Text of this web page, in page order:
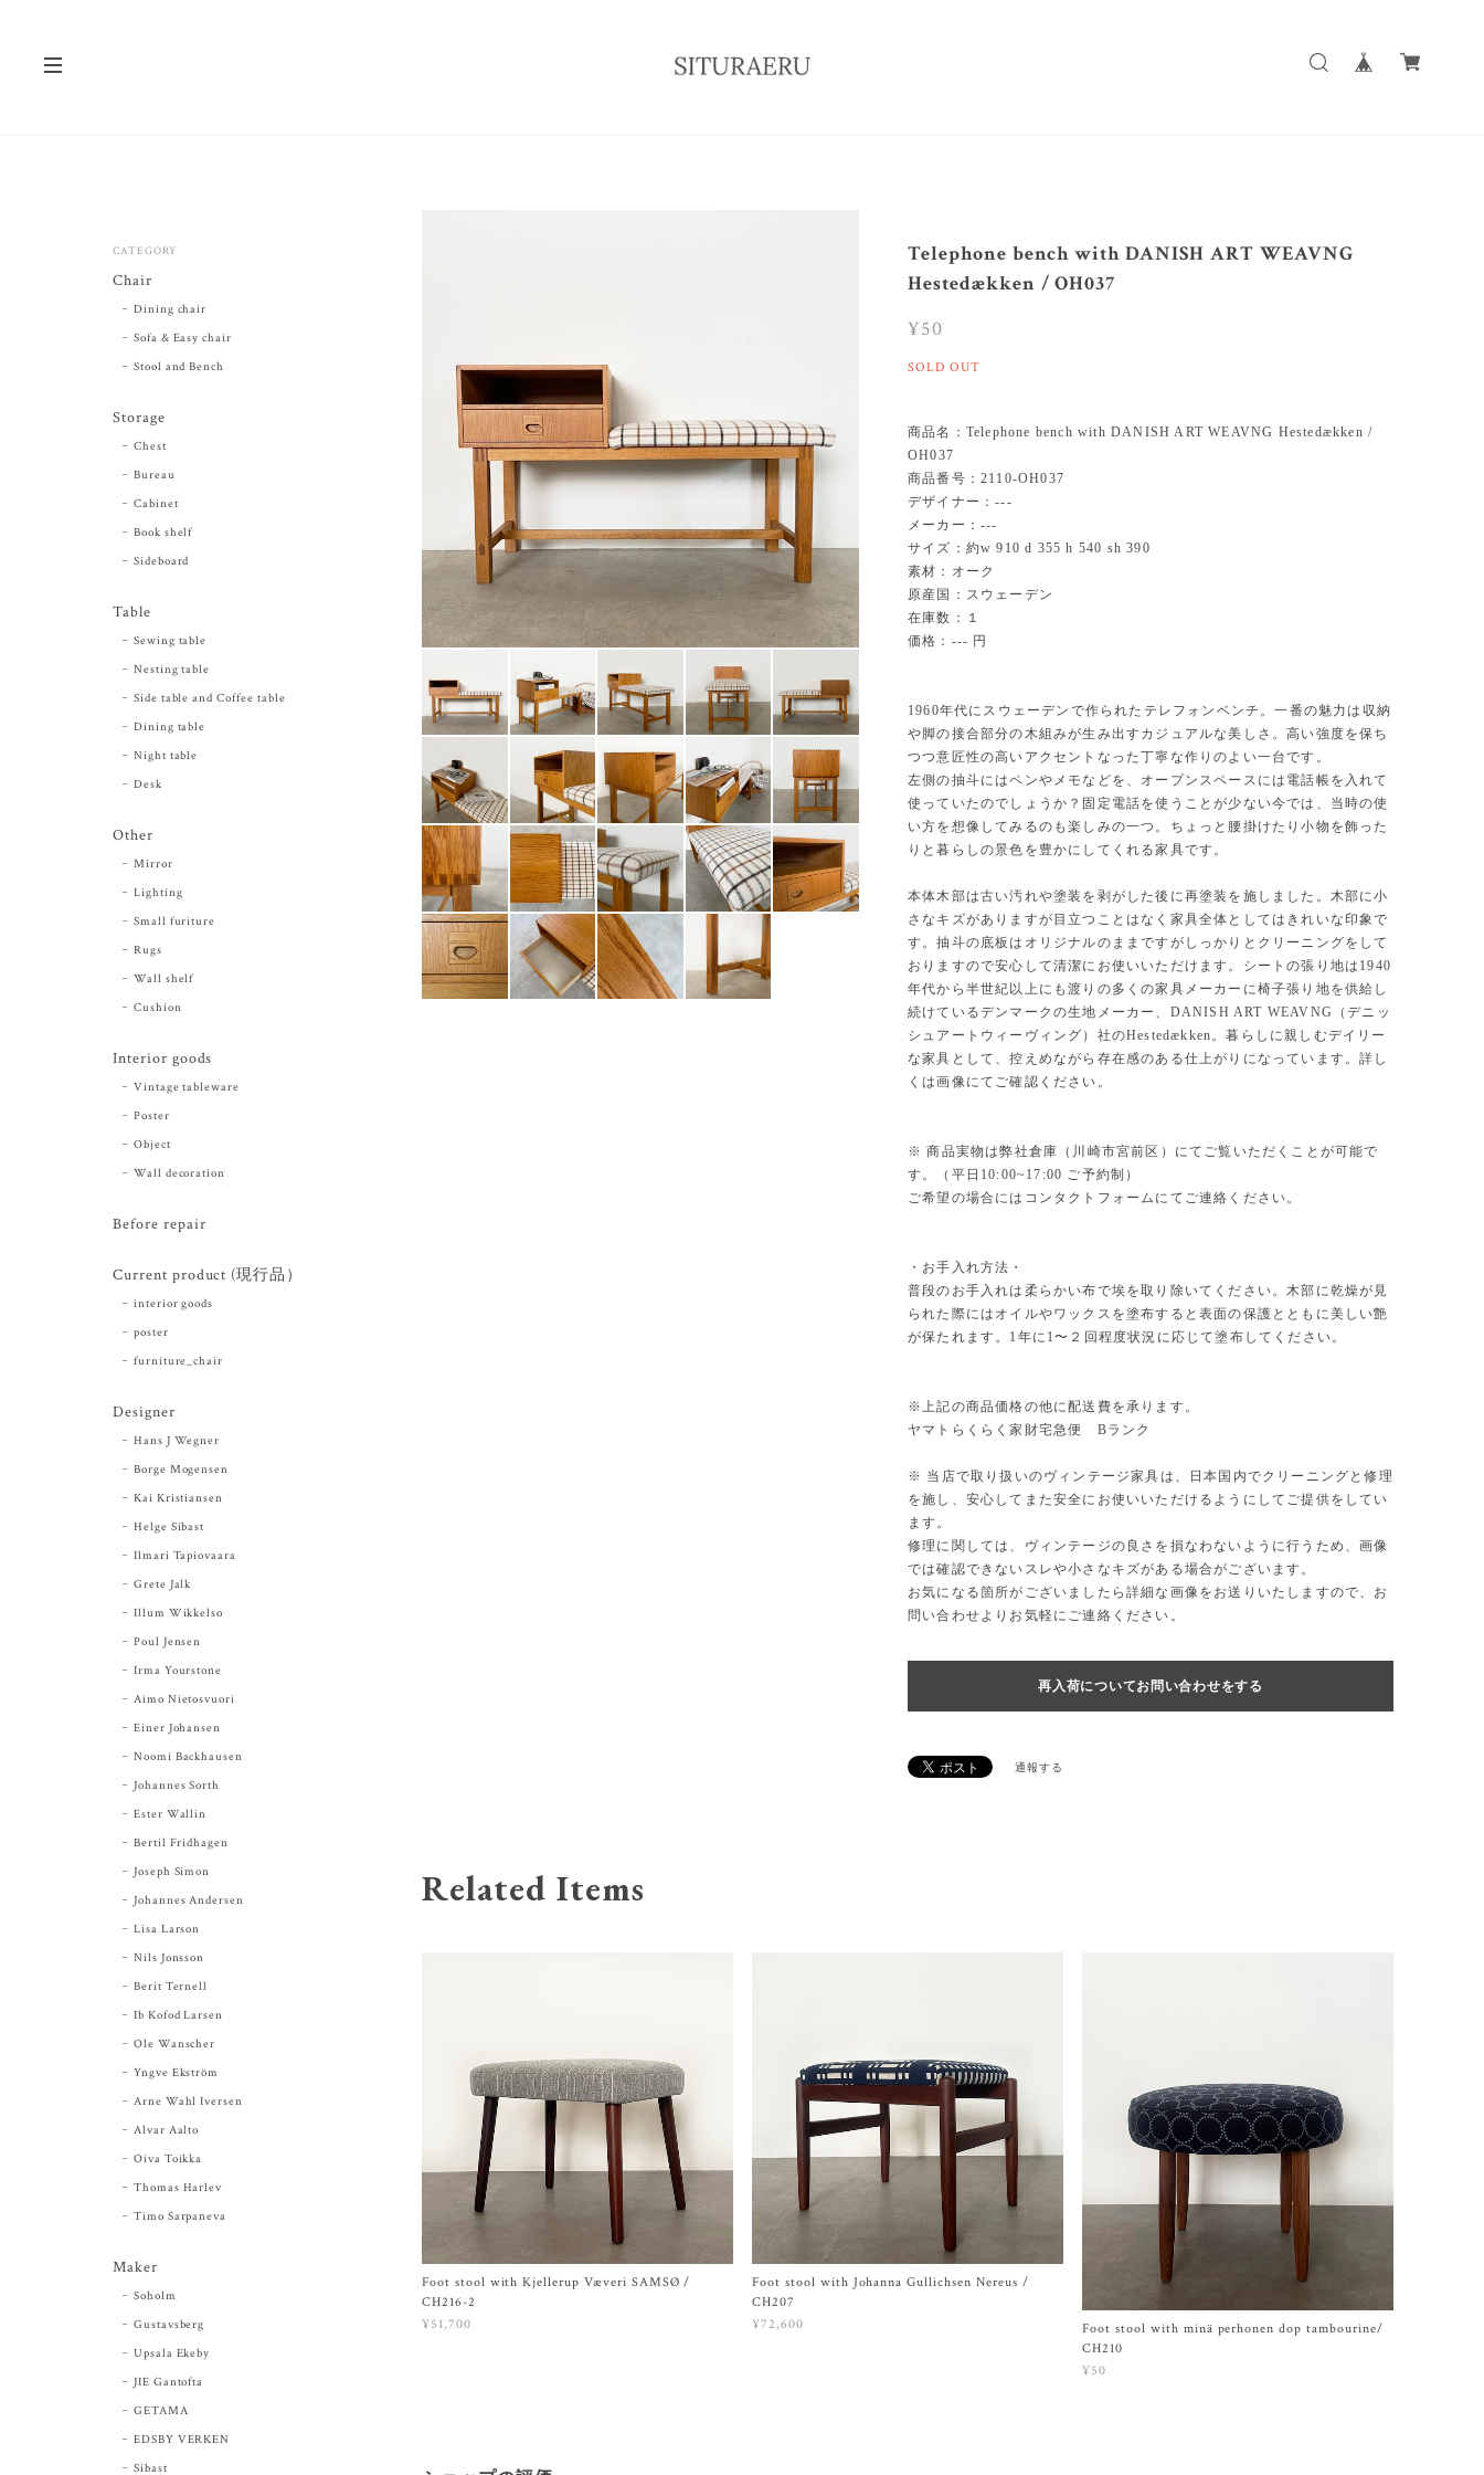
Telephone bench with DANISH ART WEAVNG
Hestedækken / OH037
¥50
SOLD OUT
商品名：Telephone bench with DANISH ART WEAVNG Hestedækken /
OH037
商品番号：2110-OH037
デザイナー：---
メーカー：---
サイズ：約w 910 d 355 h 540 sh 390
素材：オーク
原産国：スウェーデン
在庫数：１
価格：--- 円
1960年代にスウェーデンで作られたテレフォンベンチ。一番の魅力は収納
や脚の接合部分の木組みが生み出すカジュアルな美しさ。高い強度を保ち
つつ意匠性の高いアクセントなった丁寧な作りのよい一台です。
左側の抽斗にはペンやメモなどを、オープンスペースには電話帳を入れて
使っていたのでしょうか？固定電話を使うことが少ない今では、当時の使
い方を想像してみるのも楽しみの一つ。ちょっと腰掛けたり小物を飾った
りと暮らしの景色を豊かにしてくれる家具です。
本体木部は古い汚れや塗装を剥がした後に再塗装を施しました。木部に小
さなキズがありますが目立つことはなく家具全体としてはきれいな印象で
す。抽斗の底板はオリジナルのままですがしっかりとクリーニングをして
おりますので安心して清潔にお使いいただけます。シートの張り地は1940
年代から半世紀以上にも渡りの多くの家具メーカーに椅子張り地を供給し
続けているデンマークの生地メーカー、DANISH ART WEAVNG（デニッ
シュアートウィーヴィング）社のHestedækken。暮らしに親しむデイリー
な家具として、控えめながら存在感のある仕上がりになっています。詳し
くは画像にてご確認ください。
※ 商品実物は弊社倉庫（川崎市宮前区）にてご覧いただくことが可能で
す。（平日10:00~17:00 ご予約制）
ご希望の場合にはコンタクトフォームにてご連絡ください。
・お手入れ方法・
普段のお手入れは柔らかい布で埃を取り除いてください。木部に乾燥が見
られた際にはオイルやワックスを塗布すると表面の保護とともに美しい艶
が保たれます。1年に1〜２回程度状況に応じて塗布してください。
※上記の商品価格の他に配送費を承ります。
ヤマトらくらく家財宅急便 Bランク
※ 当店で取り扱いのヴィンテージ家具は、日本国内でクリーニングと修理
を施し、安心してまた安全にお使いいただけるようにしてご提供をしてい
ます。
修理に関しては、ヴィンテージの良さを損なわないように行うため、画像
では確認できないスレや小さなキズがある場合がございます。
お気になる箇所がございましたら詳細な画像をお送りいたしますので、お
問い合わせよりお気軽にご連絡ください。
再入荷についてお問い合わせをする
通報する
Related Items
Foot stool with Kjellerup Væveri SAMSØ /
CH216-2
¥51,700
Foot stool with Johanna Gullichsen Nereus /
CH207
¥72,600
Foot stool with minä perhonen dop tambourine/
CH210
¥50
CATEGORY
Chair
Dining chair
Sofa & Easy chair
Stool and Bench
Storage
Chest
Bureau
Cabinet
Book shelf
Sideboard
Table
Sewing table
Nesting table
Side table and Coffee table
Dining table
Night table
Desk
Other
Mirror
Lighting
Small furiture
Rugs
Wall shelf
Cushion
Interior goods
Vintage tableware
Poster
Object
Wall decoration
Before repair
Current product (現行品）
interior goods
poster
furniture_chair
Designer
Hans J Wegner
Borge Mogensen
Kai Kristiansen
Helge Sibast
Ilmari Tapiovaara
Grete Jalk
Illum Wikkelso
Poul Jensen
Irma Yourstone
Aimo Nietosvuori
Einer Johansen
Noomi Backhausen
Johannes Sorth
Ester Wallin
Bertil Fridhagen
Joseph Simon
Johannes Andersen
Lisa Larson
Nils Jonsson
Berit Ternell
Ib Kofod Larsen
Ole Wanscher
Yngve Ekström
Arne Wahl Iversen
Alvar Aalto
Oiva Toikka
Thomas Harlev
Timo Sarpaneva
Maker
Soholm
Gustavsberg
Upsala Ekeby
JIE Gantofta
GETAMA
EDSBY VERKEN
Sibast